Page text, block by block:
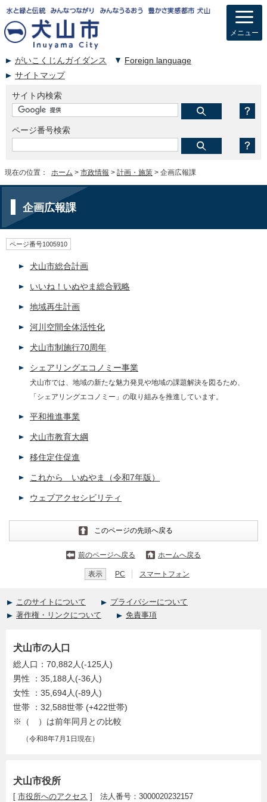
がいこくじんガイダンス
Foreign language
サイトマップ
サイト内検索
ページ番号検索
メニュー
現在の位置： ホーム > 市政情報 > 計画・施策 > 企画広報課
企画広報課
ページ番号1005910
犬山市総合計画
いいね！いぬやま総合戦略
地域再生計画
河川空間全体活性化
犬山市制施行70周年
シェアリングエコノミー事業
犬山市では、地域の新たな魅力発見や地域の課題解決を図るため、
「シェアリングエコノミー」の取り組みを推進しています。
平和推進事業
犬山市教育大綱
移住定住促進
これから いぬやま（令和7年版）
ウェブアクセシビリティ
このページの先頭へ戻る
前のページへ戻る ホームへ戻る
表示 PC スマートフォン
このサイトについて
プライバシーについて
著作権・リンクについて
免責事項
犬山市役所
[ 市役所へのアクセス ] 法人番号：3000020232157
犬山市の人口
総人口：70,882人(-125人)
男性 ：35,188人(-36人)
女性 ：35,694人(-89人)
世帯 ：32,588世帯 (+422世帯)
※（ ）は前年同月との比較
（令和8年7月1日現在）